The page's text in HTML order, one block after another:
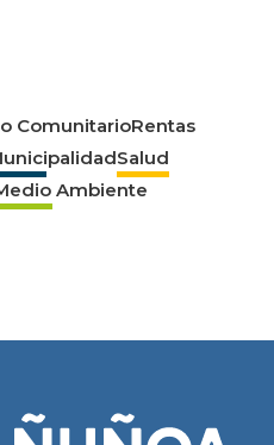
ComunitarioRentas
Salud
Ambiente